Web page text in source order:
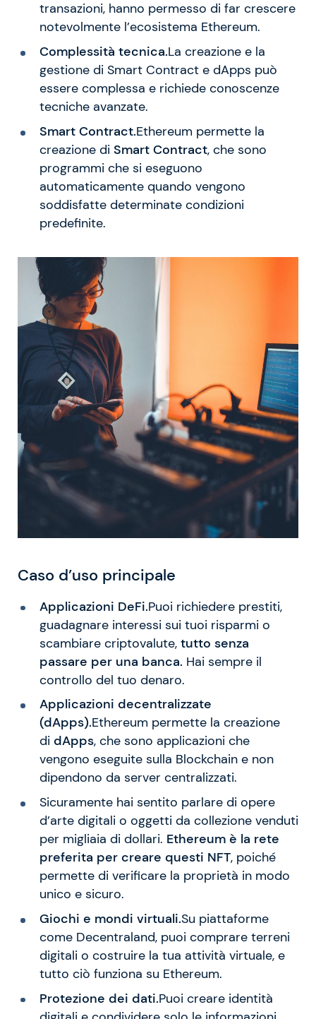
transazioni, hanno permesso di far crescere
notevolmente l’ecosistema Ethereum.
Complessità tecnica.La creazione e la
gestione di Smart Contract e dApps può
essere complessa e richiede conoscenze
tecniche avanzate.
Smart Contract.Ethereum permette la
creazione di Smart Contract, che sono
programmi che si eseguono
automaticamente quando vengono
soddisfatte determinate condizioni
predefinite.
Caso d’uso principale
Applicazioni DeFi.Puoi richiedere prestiti,
guadagnare interessi sui tuoi risparmi o
scambiare criptovalute, tutto senza
passare per una banca. Hai sempre il
controllo del tuo denaro.
Applicazioni decentralizzate
(dApps).Ethereum permette la creazione
di dApps, che sono applicazioni che
vengono eseguite sulla Blockchain e non
dipendono da server centralizzati.
Sicuramente hai sentito parlare di opere
d’arte digitali o oggetti da collezione venduti
per migliaia di dollari. Ethereum è la rete
preferita per creare questi NFT, poiché
permette di verificare la proprietà in modo
unico e sicuro.
Giochi e mondi virtuali.Su piattaforme
come Decentraland, puoi comprare terreni
digitali o costruire la tua attività virtuale, e
tutto ciò funziona su Ethereum.
Protezione dei dati.Puoi creare identità